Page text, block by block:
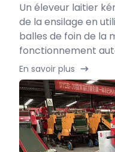
Un éleveur laitier
de la ensilage en
balles de foin de la
fonctionnement
En savoir plus